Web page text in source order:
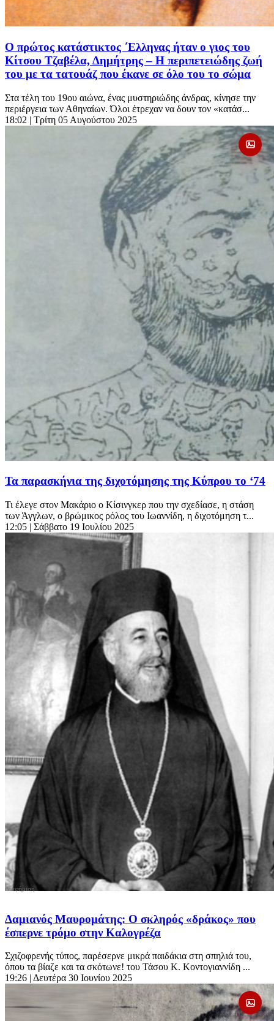
Ο πρώτος κατάστικτος ΄Ελληνας ήταν ο γιος του
Κίτσου Τζαβέλα, Δημήτρης – Η περιπετειώδης ζωή
του με τα τατουάζ που έκανε σε όλο του το σώμα
Στα τέλη του 19ου αιώνα, ένας μυστηριώδης άνδρας, κίνησε την
περιέργεια των Αθηναίων. Όλοι έτρεχαν να δουν τον «κατάσ...
18:02 | Τρίτη 05 Αυγούστου 2025
Τα παρασκήνια της διχοτόμησης της Κύπρου το ‘74
Τι έλεγε στον Μακάριο ο Κίσινγκερ που την σχεδίασε, η στάση
των Άγγλων, o βρώμικος ρόλος του Ιωαννίδη, η διχοτόμηση τ...
12:05 | Σάββατο 19 Ιουλίου 2025
Δαμιανός Μαυρομάτης: Ο σκληρός «δράκος» που
έσπερνε τρόμο στην Καλογρέζα
Σχιζοφρενής τύπος, παρέσερνε μικρά παιδάκια στη σπηλιά του,
όπου τα βίαζε και τα σκότωνε! του Τάσου Κ. Κοντογιαννίδη ...
19:26 | Δευτέρα 30 Ιουνίου 2025